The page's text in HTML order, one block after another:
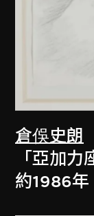
倉俁史朗
「亞加
約1986年